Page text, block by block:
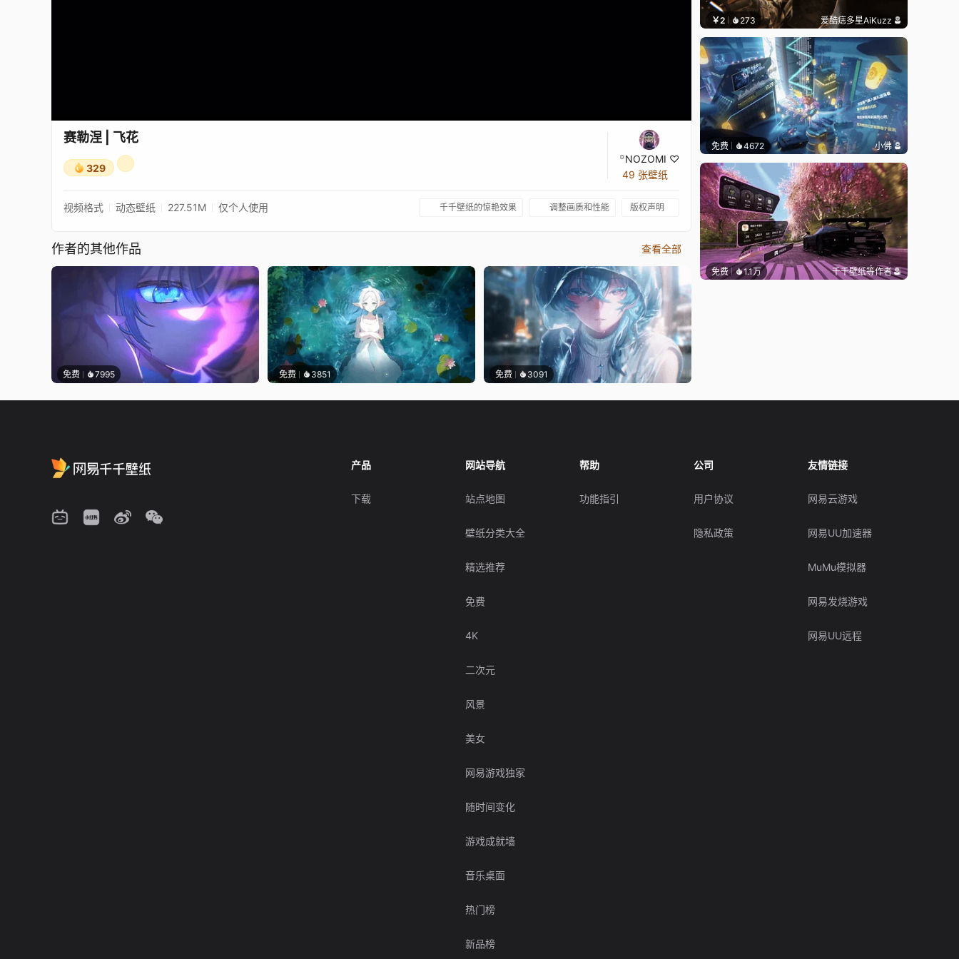
赛勒涅 | 飞花
329
꙳NOZOMI ♡
49 张壁纸
视频格式 动态壁纸 227.51M 仅个人使用 千千壁纸的惊艳效果 调整画质和性能 版权声明
作者的其他作品 查看全部
免费 7995 免费 3851 免费 3091
￥2 273 爱酷痣多星AiKuzz
免费 4672 小佛
免费 1.1万 千千壁纸等作者
产品
下载
网站导航
站点地图
壁纸分类大全
精选推荐
免费
4K
二次元
风景
美女
网易游戏独家
随时间变化
游戏成就墙
音乐桌面
热门榜
新品榜
帮助
功能指引
公司
用户协议
隐私政策
友情链接
网易云游戏
网易UU加速器
MuMu模拟器
网易发烧游戏
网易UU远程